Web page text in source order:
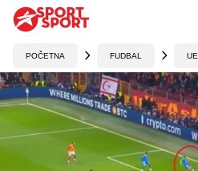
POČETNA FUDBAL